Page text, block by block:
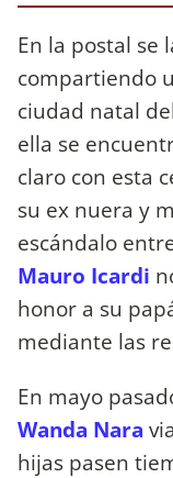
En la postal se
compartiendo
ciudad natal
ella se
claro con esta
su ex nuera y
escándalo
Mauro Icardi
honor a su
mediante las
En mayo
Wanda Nara
hijas pasen